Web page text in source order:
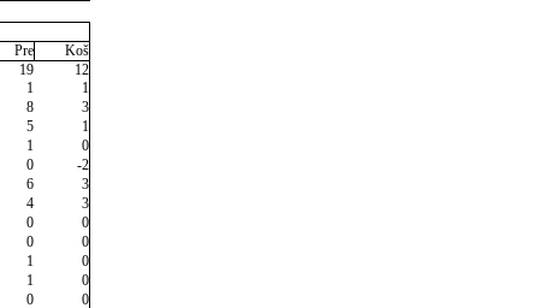
Pre
Koš
19
12
1
1
8
3
5
1
1
0
0
-2
6
3
4
3
0
0
0
0
1
0
1
0
0
0